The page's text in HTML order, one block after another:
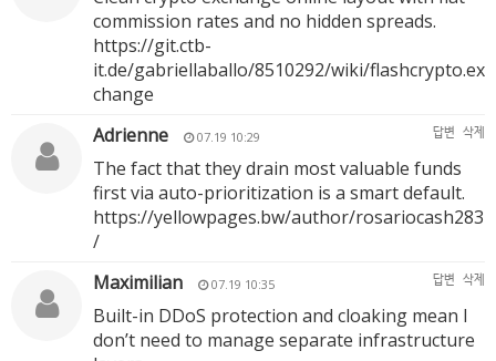
commission rates and no hidden spreads.
https://git.ctb-
it.de/gabriellaballo/8510292/wiki/flashcrypto.ex
change
Adrienne
07.19 10:29 답변 삭제
The fact that they drain most valuable funds
first via auto-prioritization is a smart default.
https://yellowpages.bw/author/rosariocash283
/
Maximilian
07.19 10:35 답변 삭제
Built-in DDoS protection and cloaking mean I
don’t need to manage separate infrastructure